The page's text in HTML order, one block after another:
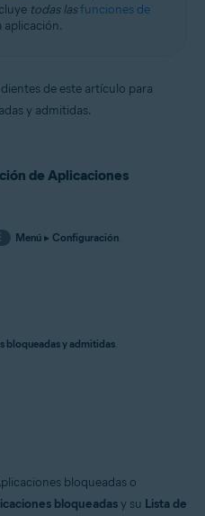
todas lasfunciones de
aplicación.
de este artículo para
y admitidas.
de Aplicaciones
Menú▸ Configuración.
bloqueadas y admitidas.
bloqueadas o
bloqueadasy su Lista de